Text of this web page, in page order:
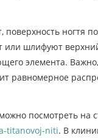
ногтя
или шлифуют
элемента.
равномерное
посмотреть на
titanovoj-niti. В